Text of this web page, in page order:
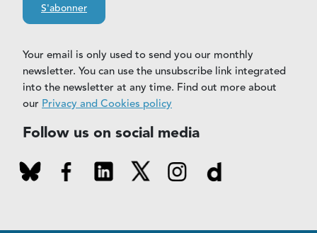
S'abonner
Your email is only used to send you our monthly
newsletter. You can use the unsubscribe link integrated
into the newsletter at any time. Find out more about
our Privacy and Cookies policy
Follow us on social media